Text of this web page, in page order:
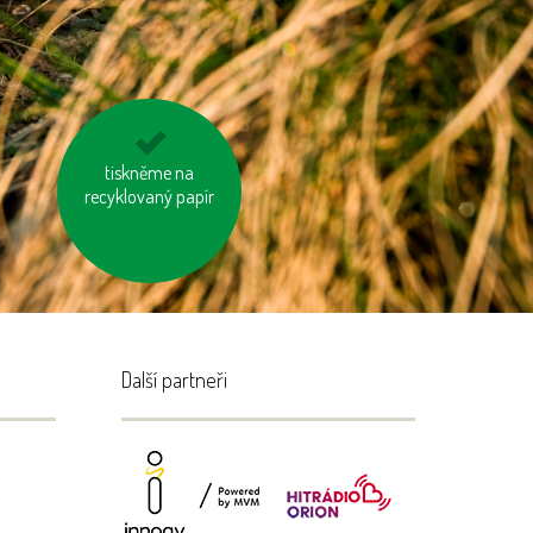
tiskněme na
recyklovaný papír
nosme vlastní tašku
na nákup
Další partneři